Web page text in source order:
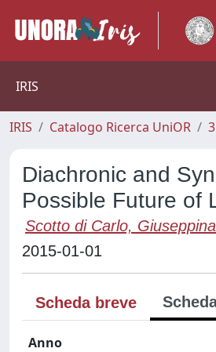
IRIS
IRIS Catalogo Ricerca UniOR
Diachronic and
Possible Future of
Scotto di Carlo, Giuseppina
2015-01-01
Scheda breve
Anno